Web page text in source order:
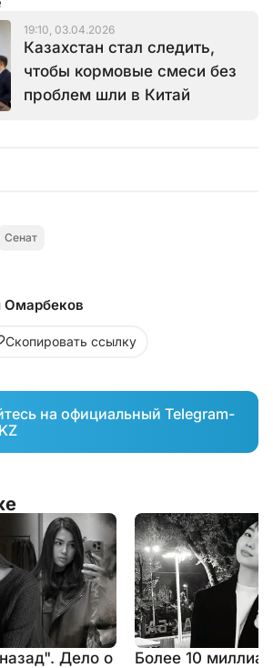
19:10, 03.04.2026
Казахстан стал следить,
чтобы кормовые смеси без
проблем шли в Китай
Сенат
Омарбеков
Скопировать ссылку
на официальный Telegram-
Дело о
Более 10